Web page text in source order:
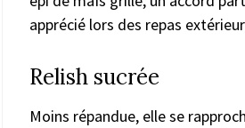
apprécié lors des repas
Relish sucrée
Moins répandue, elle se